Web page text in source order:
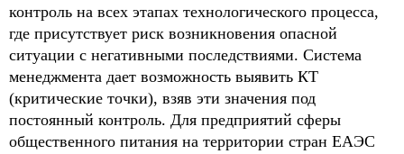
контроль на всех этапах технологического процесса,
где присутствует риск возникновения опасной
ситуации с негативными последствиями. Система
менеджмента дает возможность выявить КТ
(критические точки), взяв эти значения под
постоянный контроль. Для предприятий сферы
общественного питания на территории стран ЕАЭС